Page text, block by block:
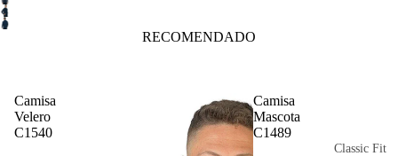
Classic Fit
RECOMENDADO
Camisa
Velero
C1540
Camisa
Mascota
C1489